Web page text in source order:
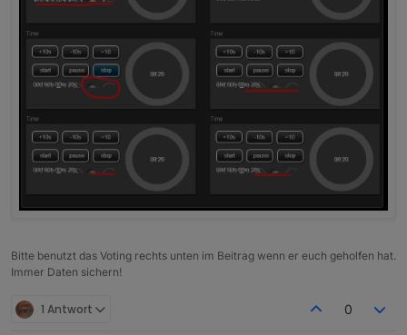
Bitte benutzt das Voting rechts unten im Beitrag wenn er euch geholfen hat.
Immer Daten sichern!
1 Antwort 0